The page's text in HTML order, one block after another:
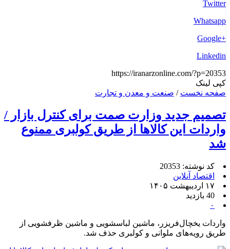
Twitter
Whatsapp
+Google
Linkedin
https://iranarzonline.com/?p=20353
کپی لینک
صفحه نخست / صنعت و معدن و تجارت
تصمیم جدید وزارت صمت برای کنترل بازار /
واردات این کالاها از طریق کولبری ممنوع
شد
کد نوشته: 20353
اقتصاد آنلاین
۱۷ اردیبهشت ۱۴۰۵
40 بازدید
۰
واردات یخچال‌فریزر، ماشین لباسشویی و ماشین ظرفشویی از
طریق رویه‌های ملوانی و کولبری حذف شد.